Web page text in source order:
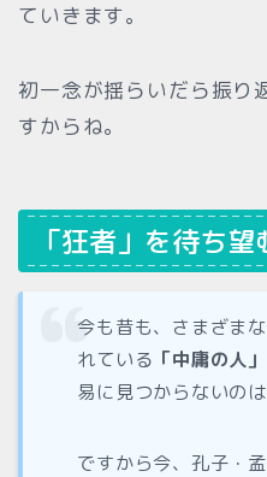
ていきます。
初一念が揺らいだら振り
すからね。
「狂者」を待ち望
今も昔も、さまざま
れている 「中庸の人
易に見つからないの
ですから今、孔子・